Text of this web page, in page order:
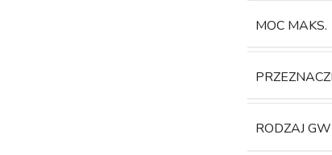
MOC MAKS.
RODZAJ